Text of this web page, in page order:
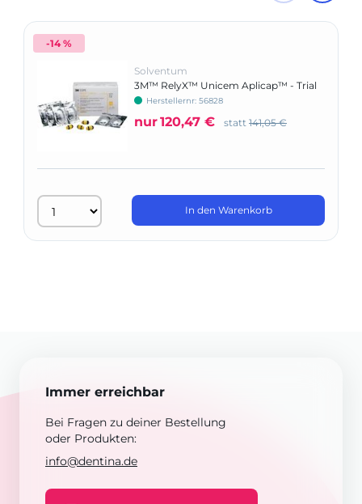
-14 %
Solventum
3M™ RelyX™ Unicem Aplicap™ - Trial
PackHerstellernr: 56828
nur120,47 € statt 141,05 €
In den Warenkorb
Immer erreichbar
Bei Fragen zu deiner Bestellung
oder Produkten:
info@dentina.de